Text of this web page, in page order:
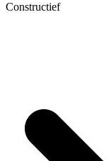
Constructief